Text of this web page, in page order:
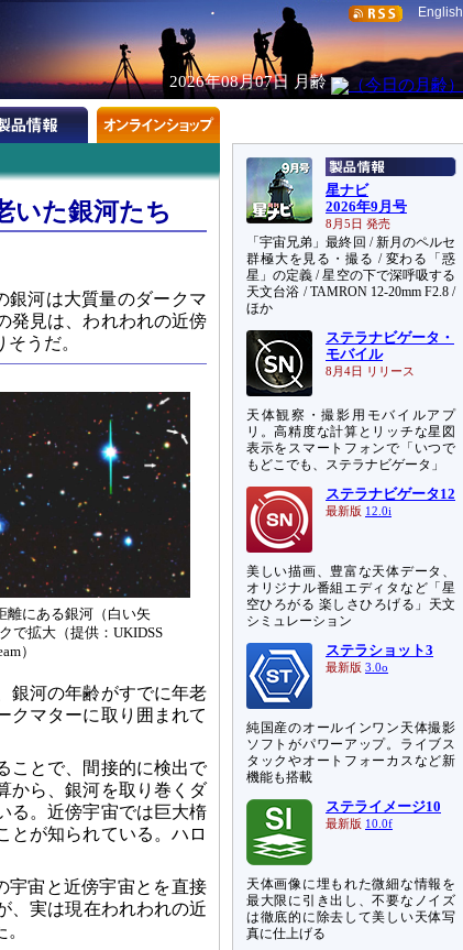
English
2026年08月07日 月齢
いた銀河たち
銀河は大質量のダークマ
発見は、われわれの近傍
うだ。
離にある銀河（白い矢
で拡大（提供：UKIDSS
）
銀河の年齢がすでに年老
クマターに取り囲まれて
ことで、間接的に検出で
から、銀河を取り巻くダ
る。近傍宇宙では巨大楕
とが知られている。ハロ
宇宙と近傍宇宙とを直接
、実は現在われわれの近
星ナビ
2026年9月号
8月5日 発売
「宇宙兄弟」最終回 / 新月のペルセ
群極大を見る・撮る / 変わる「惑
星」の定義 / 星空の下で深呼吸する
天文台浴 / TAMRON 12-20mm F2.8 /
ほか
ステラナビゲータ・
モバイル
8月4日 リリース
天体観察・撮影用モバイルアプ
リ。高精度な計算とリッチな星図
表示をスマートフォンで「いつで
もどこでも、ステラナビゲータ」
ステラナビゲータ12
最新版 12.0i
美しい描画、豊富な天体データ、
オリジナル番組エディタなど「星
空ひろがる 楽しさひろげる」天文
シミュレーション
ステラショット3
最新版 3.0o
純国産のオールインワン天体撮影
ソフトがパワーアップ。ライブス
タックやオートフォーカスなど新
機能も搭載
ステライメージ10
最新版 10.0f
天体画像に埋もれた微細な情報を
最大限に引き出し、不要なノイズ
は徹底的に除去して美しい天体写
真に仕上げる